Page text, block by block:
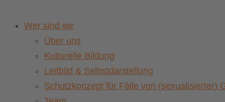
Wer sind wir
Über uns
Kulturelle Bildung
Leitbild & Selbstdarstellung
Schutzkonzept für Fälle von (sexualisierter)